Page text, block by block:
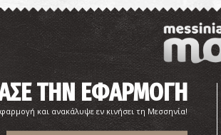
ΤΗΝ ΕΦΑΡΜΟΓΗ
και ανακάλυψε εν κινήσει τη Μεσσηνία!